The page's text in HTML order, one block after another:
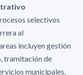
selectivos
al
incluyen gestión
tramitación de
municipales.